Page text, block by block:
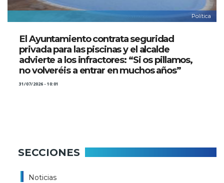
Política
El Ayuntamiento contrata seguridad
privada para las piscinas y el alcalde
advierte a los infractores: “Si os pillamos,
no volveréis a entrar en muchos años”
31/07/2026 - 10:01
SECCIONES
Noticias